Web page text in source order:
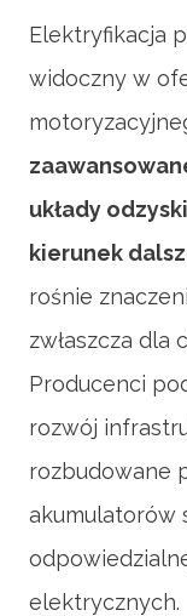
Elektryfikacja
widoczny w
układy
kierunek
rośnie
zwłaszcza dla
Producenci
rozwój
rozbudowane
akumulatorów
elektrycznych.